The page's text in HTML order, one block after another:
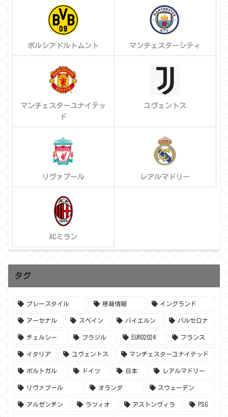
ボルシアドルトムント マンチェスターシティ
マンチェスターユナイテッ
ド
ユヴェントス
リヴァプール レアルマドリー
ACミラン
タグ
プレースタイル 移籍情報 イングランド
アーセナル スペイン バイエルン バルセロナ
チェルシー ブラジル EURO2024 フランス
イタリア ユヴェントス マンチェスターユナイテッド
ポルトガル ドイツ 日本 レアルマドリー
リヴァプール オランダ スウェーデン
アルゼンチン ラツィオ アストンヴィラ PSG